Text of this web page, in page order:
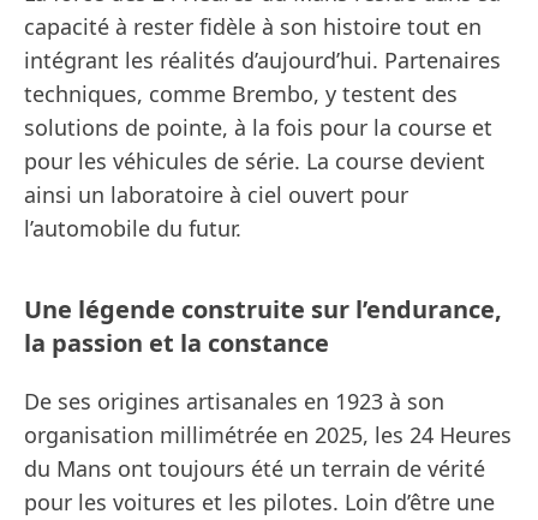
capacité à rester fidèle à son histoire tout en
intégrant les réalités d’aujourd’hui. Partenaires
techniques, comme Brembo, y testent des
solutions de pointe, à la fois pour la course et
pour les véhicules de série. La course devient
ainsi un laboratoire à ciel ouvert pour
l’automobile du futur.
Une légende construite sur l’endurance,
la passion et la constance
De ses origines artisanales en 1923 à son
organisation millimétrée en 2025, les 24 Heures
du Mans ont toujours été un terrain de vérité
pour les voitures et les pilotes. Loin d’être une